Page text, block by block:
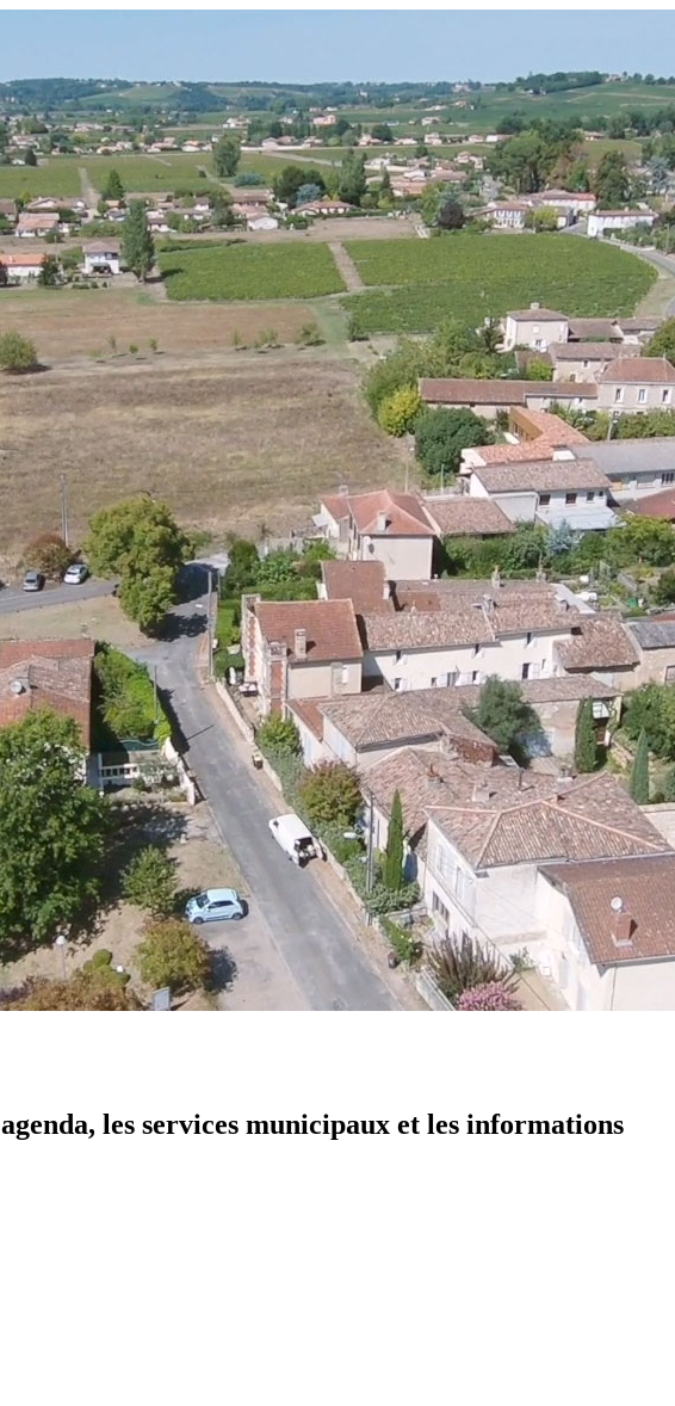
les services municipaux et les informations